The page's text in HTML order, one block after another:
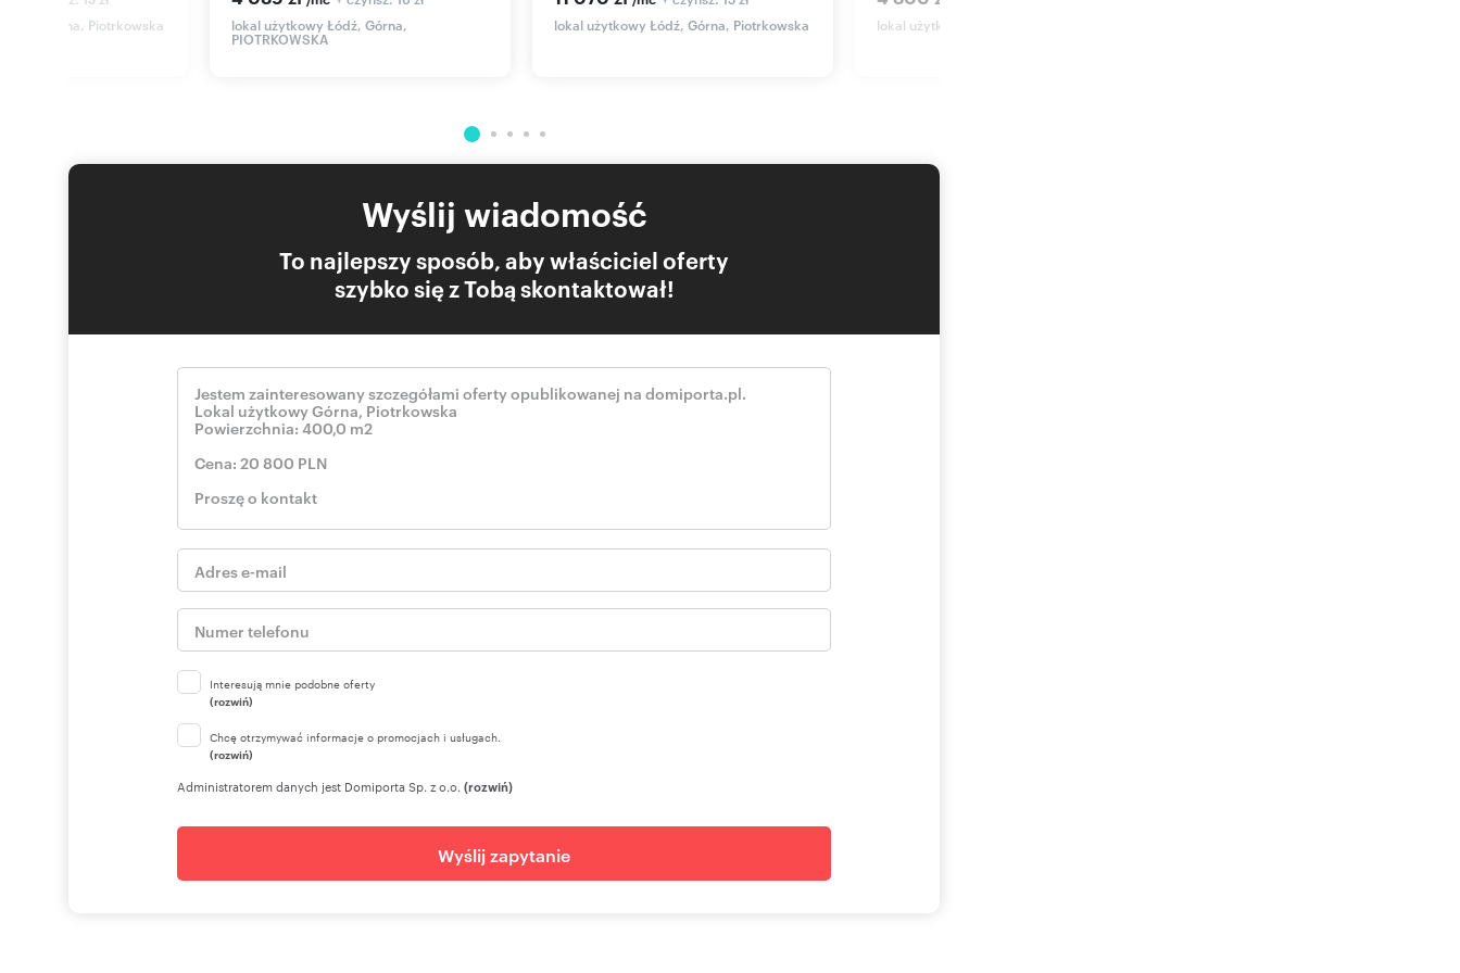
Górna, Piotrkowska
lokal użytkowy Łódź, Górna,
PIOTRKOWSKA
lokal użytkowy Łódź, Górna, Piotrkowska
lokal użytkowy Łódź, Górna, Śląska
Wyślij wiadomość
To najlepszy sposób, aby właściciel oferty
szybko się z Tobą skontaktował!
Interesują mnie podobne oferty
(rozwiń)
Chcę otrzymywać informacje o promocjach i usługach.
(rozwiń)
Administratorem danych jest Domiporta Sp. z o.o. (rozwiń)
Wyślij zapytanie